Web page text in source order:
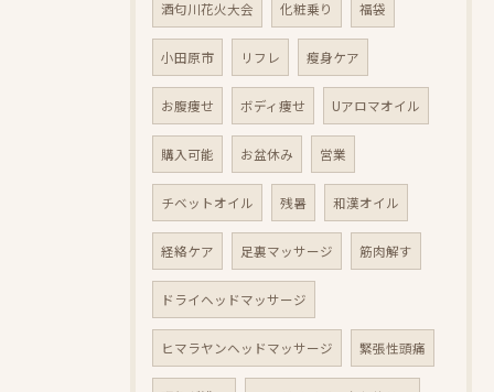
酒匂川花火大会 化粧乗り 福袋
小田原市 リフレ 瘦身ケア
お腹痩せ ボディ痩せ Uアロマオイル
購入可能 お盆休み 営業
チベットオイル 残暑 和漢オイル
経絡ケア 足裏マッサージ 筋肉解す
ドライヘッドマッサージ
ヒマラヤンヘッドマッサージ 緊張性頭痛